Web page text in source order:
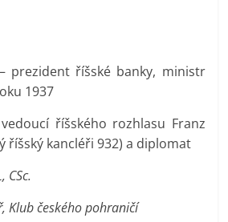
prezident říšské banky, ministr
1937
říšského rozhlasu Franz
říšský kancléři 932) a diplomat
CSc.
Klub českého pohraničí